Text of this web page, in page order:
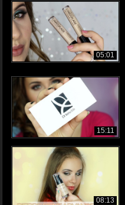
05:01
15:11
08:13